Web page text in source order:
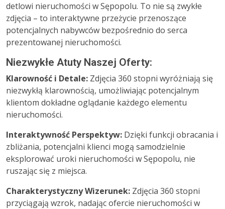
detlowi nieruchomości w Sępopolu. To nie są zwykłe
zdjęcia – to interaktywne przeżycie przenoszące
potencjalnych nabywców bezpośrednio do serca
prezentowanej nieruchomości.
Niezwykłe Atuty Naszej Oferty:
Klarowność i Detale: Zdjęcia 360 stopni wyróżniają się
niezwykłą klarownością, umożliwiając potencjalnym
klientom dokładne oglądanie każdego elementu
nieruchomości.
Interaktywność Perspektyw: Dzięki funkcji obracania i
zbliżania, potencjalni klienci mogą samodzielnie
eksplorować uroki nieruchomości w Sępopolu, nie
ruszając się z miejsca.
Charakterystyczny Wizerunek: Zdjęcia 360 stopni
przyciągają wzrok, nadając ofercie nieruchomości w